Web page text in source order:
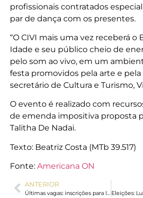
profissionais contratados
par de dança com os presentes.
“O CIVI mais uma vez receberá o
Idade e seu público cheio de
pelo som ao vivo, em um
festa promovidos pela arte e pela
secretário de Cultura e Turismo,
O evento é realizado com
de emenda impositiva proposta
Talitha De Nadai.
Texto: Beatriz Costa (MTb 39.517)
Fonte: Americana ON
ANTERIOR